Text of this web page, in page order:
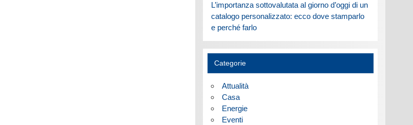
L’importanza sottovalutata al giorno d’oggi di un
catalogo personalizzato: ecco dove stamparlo
e perché farlo
Categorie
Attualità
Casa
Energie
Eventi